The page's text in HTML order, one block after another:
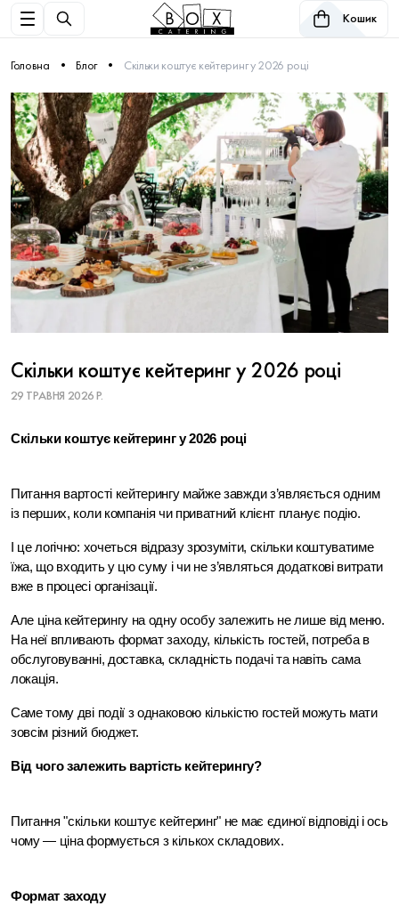
Кошик
Головна Блог Скільки коштує кейтеринг у 2026 році
Скільки коштує кейтеринг у 2026 році
29 ТРАВНЯ 2026 Р.
Скільки коштує кейтеринг у 2026 році
Питання вартості кейтерингу майже завжди з’являється одним
із перших, коли компанія чи приватний клієнт планує подію.
І це логічно: хочеться відразу зрозуміти, скільки коштуватиме
їжа, що входить у цю суму і чи не з’являться додаткові витрати
вже в процесі організації.
Але ціна кейтерингу на одну особу залежить не лише від меню.
На неї впливають формат заходу, кількість гостей, потреба в
обслуговуванні, доставка, складність подачі та навіть сама
локація.
Саме тому дві події з однаковою кількістю гостей можуть мати
зовсім різний бюджет.
Від чого залежить вартість кейтерингу?
Питання "скільки коштує кейтеринг" не має єдиної відповіді і ось
чому — ціна формується з кількох складових.
Формат заходу